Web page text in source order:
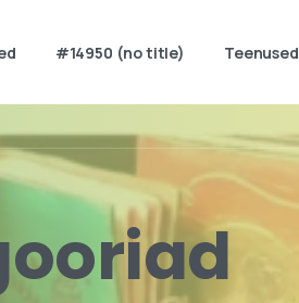
#14950 (no title) Teenused